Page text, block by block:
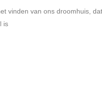
vinden van ons droomhuis, dat
is